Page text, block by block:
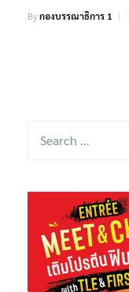
Byกองบรรณาธิการ 1